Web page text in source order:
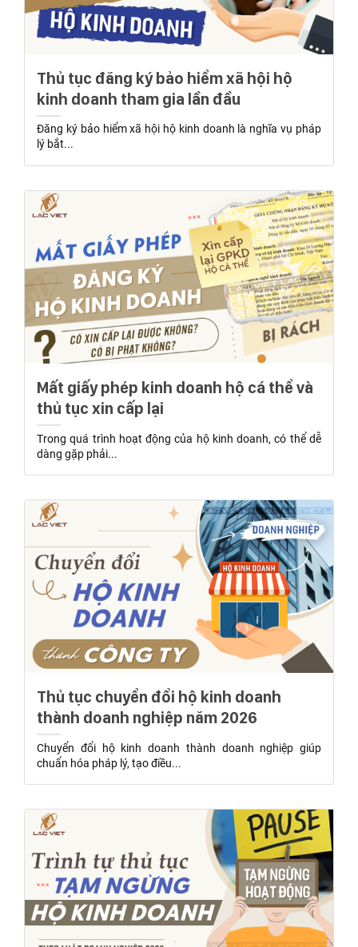
Thủ tục đăng ký bảo hiểm xã hội hộ
kinh doanh tham gia lần đầu
Đăng ký bảo hiểm xã hội hộ kinh doanh là nghĩa vụ pháp
lý bắt...
Mất giấy phép kinh doanh hộ cá thể và
thủ tục xin cấp lại
Trong quá trình hoạt động của hộ kinh doanh, có thể dễ
dàng gặp phải...
Thủ tục chuyển đổi hộ kinh doanh
thành doanh nghiệp năm 2026
Chuyển đổi hộ kinh doanh thành doanh nghiệp giúp
chuẩn hóa pháp lý, tạo điều...